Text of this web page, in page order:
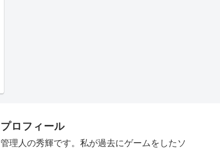
プロフィール
管理人の秀輝です。私が過去にゲームをしたソ